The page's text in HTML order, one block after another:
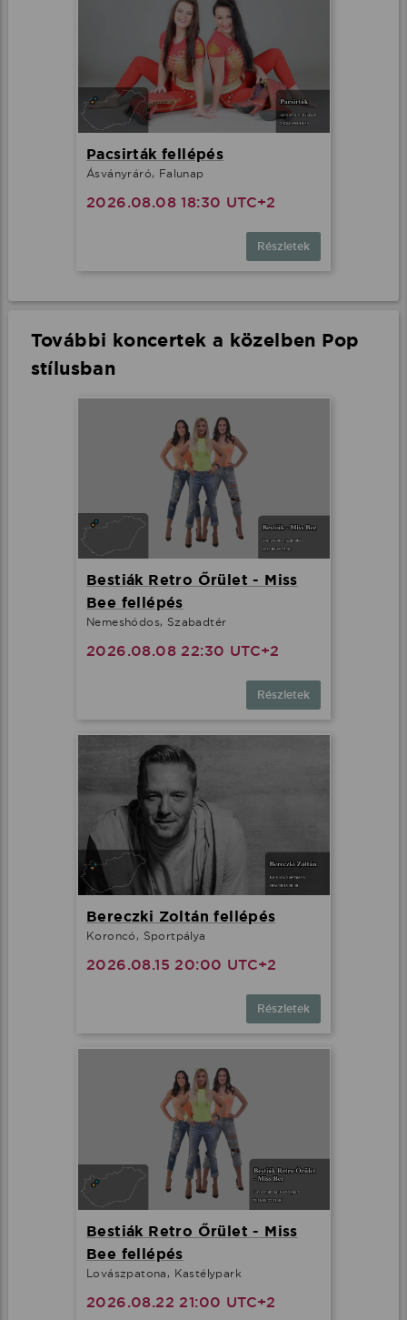
Pacsirták fellépés
Ásványráró, Falunap
2026.08.08 18:30 UTC+2
Részletek
További koncertek a közelben Pop
stílusban
Bestiák Retro Őrület - Miss
Bee fellépés
Nemeshódos, Szabadtér
2026.08.08 22:30 UTC+2
Részletek
Bereczki Zoltán fellépés
Koroncó, Sportpálya
2026.08.15 20:00 UTC+2
Részletek
Bestiák Retro Őrület - Miss
Bee fellépés
Lovászpatona, Kastélypark
2026.08.22 21:00 UTC+2